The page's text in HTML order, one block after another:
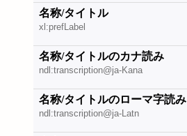
名称/タイトル
xl:prefLabel
名称/タイトルのカナ読み
ndl:transcription@ja-Kana
名称/タイトルのローマ字読み
ndl:transcription@ja-Latn